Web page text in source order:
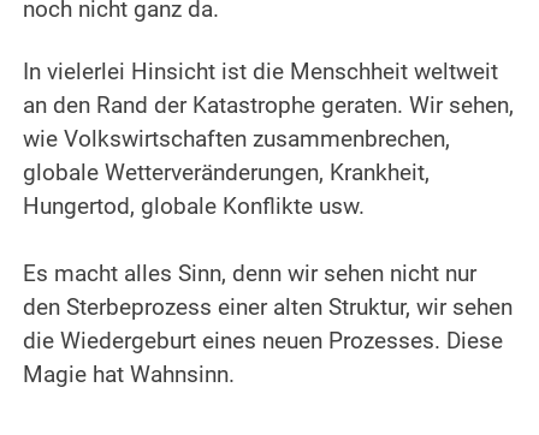
noch nicht ganz da.
In vielerlei Hinsicht ist die Menschheit weltweit
an den Rand der Katastrophe geraten. Wir sehen,
wie Volkswirtschaften zusammenbrechen,
globale Wetterveränderungen, Krankheit,
Hungertod, globale Konflikte usw.
Es macht alles Sinn, denn wir sehen nicht nur
den Sterbeprozess einer alten Struktur, wir sehen
die Wiedergeburt eines neuen Prozesses. Diese
Magie hat Wahnsinn.